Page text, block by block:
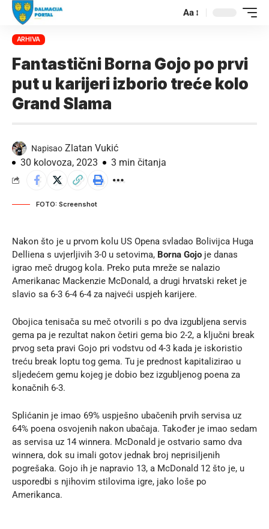
Aa
ARHIVA
Fantastični Borna Gojo po prvi
put u karijeri izborio treće kolo
Grand Slama
Napisao Zlatan Vukić
30 kolovoza, 2023
3 min čitanja
FOTO: Screenshot
Nakon što je u prvom kolu US Opena svladao Bolivijca Huga
Delliena s uvjerljivih 3-0 u setovima, Borna Gojo je danas
igrao meč drugog kola. Preko puta mreže se nalazio
Amerikanac Mackenzie McDonald, a drugi hrvatski reket je
slavio sa 6-3 6-4 6-4 za najveći uspjeh karijere.
Obojica tenisača su meč otvorili s po dva izgubljena servis
gema pa je rezultat nakon četiri gema bio 2-2, a ključni break
prvog seta pravi Gojo pri vodstvu od 4-3 kada je iskoristio
treću break loptu tog gema. Tu je prednost kapitalizirao u
sljedećem gemu kojeg je dobio bez izgubljenog poena za
konačnih 6-3.
Splićanin je imao 69% uspješno ubačenih prvih servisa uz
64% poena osvojenih nakon ubačaja. Također je imao sedam
as servisa uz 14 winnera. McDonald je ostvario samo dva
winnera, dok su imali gotov jednak broj neprisiljenih
pogrešaka. Gojo ih je napravio 13, a McDonald 12 što je, u
usporedbi s njihovim stilovima igre, jako loše po
Amerikanca.